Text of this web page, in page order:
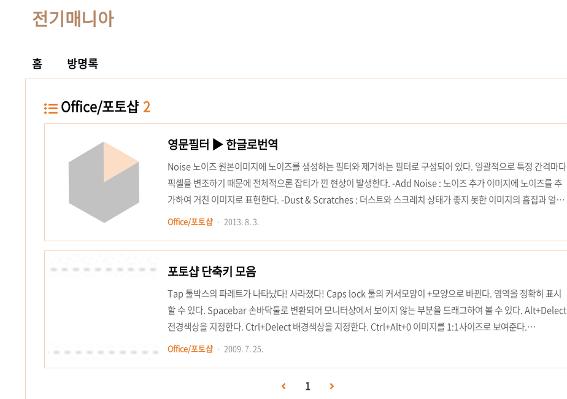
전기매니아
홈 방명록
Office/포토샵 2
영문필터 ▶ 한글로번역
Noise 노이즈 원본이미지에 노이즈를 생성하는 필터와 제거하는 필터로 구성되어 있다. 일괄적으로 특정 간격마다
픽셀을 변조하기 때문에 전체적으론 잡티가 낀 현상이 발생한다. -Add Noise : 노이즈 추가 이미지에 노이즈를 추
가하여 거친 이미지로 표현한다. -Dust & Scratches : 더스트와 스크레치 상태가 좋지 못한 이미지의 흠집과 얼룩
등을 수치로 조절하여 제거한다. -Despeckle : 반점 제거 이미지에서 채도가 급격히 차이나는 외곽선과 같은 부분
이즈를 제거한다. Render 렌더 광학현상을 묘사하는 필터로 구성되어있다. -3D Transform : 3D 변형 부분..
Office/포토샵 2013. 8. 3.
포토샵 단축키 모음
Tap 툴박스의 파레트가 나타났다! 사라졌다! Caps lock 툴의 커서모양이 +모양으로 바뀐다. 영역을 정확히 표시
할 수 있다. Spacebar 손바닥툴로 변환되어 모니터상에서 보이지 않는 부분을 드래그하여 볼 수 있다. Alt+Delect
전경색상을 지정한다. Ctrl+Delect 배경색상을 지정한다. Ctrl+Alt+0 이미지를 1:1사이즈로 보여준다.
Ctrl+Alt++ 이미지의 배율을 한단계씩 확대시킨다. Ctrl+Alt+- 이미지의 배율을 한단계씩 축소시킨다. Ctrl+N 새
Office/포토샵 2009. 7. 25.
1